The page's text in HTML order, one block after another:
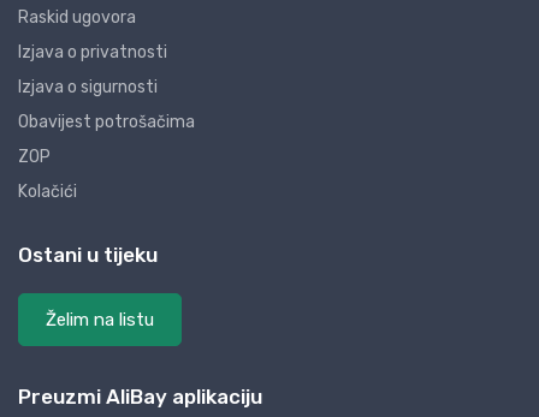
Raskid ugovora
Izjava o privatnosti
Izjava o sigurnosti
Obavijest potrošačima
ZOP
Kolačići
Ostani u tijeku
Želim na listu
Preuzmi AliBay aplikaciju